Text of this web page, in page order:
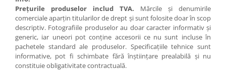
Preţurile produselor includ TVA. Mărcile şi denumirile
comerciale aparţin titularilor de drept şi sunt folosite doar în scop
descriptiv. Fotografiile produselor au doar caracter informativ şi
generic, iar uneori pot conţine accesorii ce nu sunt incluse în
pachetele standard ale produselor. Specificaţiile tehnice sunt
informative, pot fi schimbate fără înştiinţare prealabilă şi nu
constituie obligativitate contractuală.